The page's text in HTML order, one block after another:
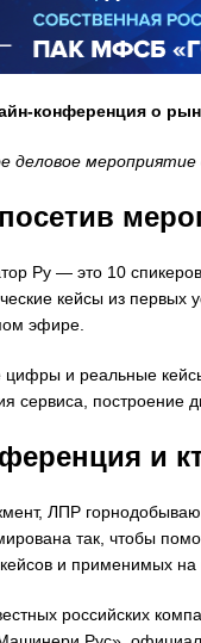
конференция о
деловое
Ру — это 10
кейсы из первых
эфире.
и реальные
сервиса, построение
и
ЛПР
так, чтобы
и применимых на
российских